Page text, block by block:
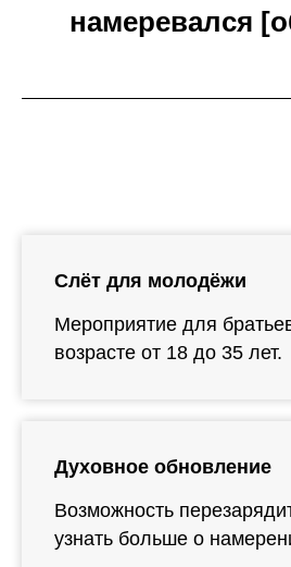
намеревался
Слёт для молодёжи
Мероприятие для
возрасте от 18 до 35 лет.
Духовное обновление
Возможность
узнать больше о